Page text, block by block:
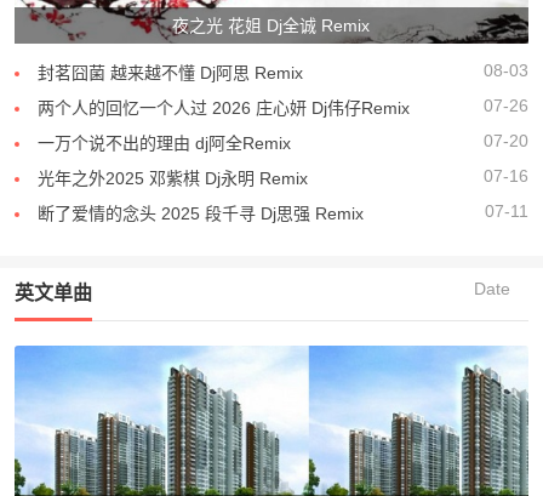
夜之光 花姐 Dj全诚 Remix
08-03
封茗囧菌 越来越不懂 Dj阿思 Remix
07-26
两个人的回忆一个人过 2026 庄心妍 Dj伟仔Remix
07-20
一万个说不出的理由 dj阿全Remix
07-16
光年之外2025 邓紫棋 Dj永明 Remix
07-11
断了爱情的念头 2025 段千寻 Dj思强 Remix
英文单曲 Date